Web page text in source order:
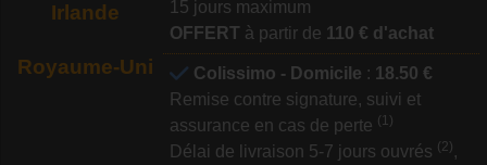
Irlande
Royaume-Uni
15 jours maximum
OFFERT à partir de 110 € d'achat
Colissimo - Domicile : 18.50 €
Remise contre signature, suivi et
assurance en cas de perte (1)
Délai de livraison 5-7 jours ouvrés (2) ,